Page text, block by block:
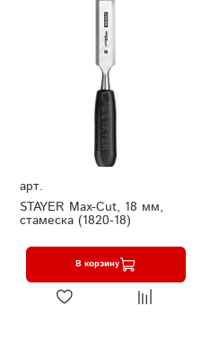
арт.
STAYER Max-Cut, 18 мм,
стамеска (1820-18)
В корзину